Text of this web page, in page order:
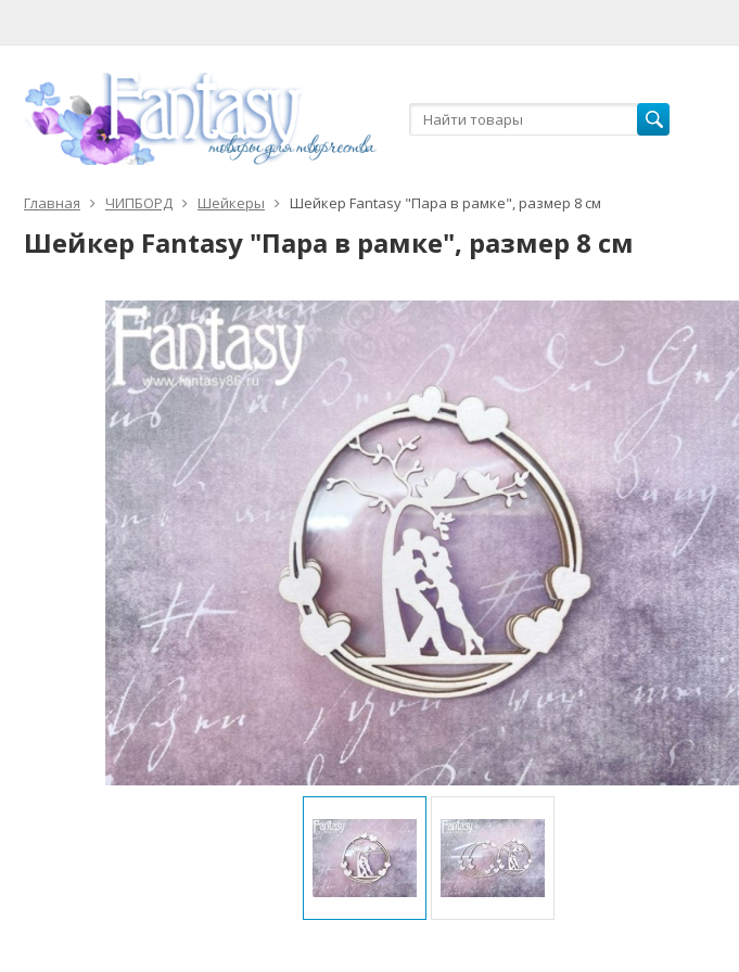
Главная ЧИПБОРД Шейкеры Шейкер Fantasy "Пара в рамке", размер 8 см
Шейкер Fantasy "Пара в рамке", размер 8 см